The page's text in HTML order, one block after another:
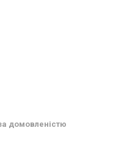
домовленістю